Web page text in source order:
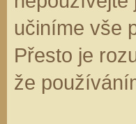
učiníme vše
Přesto je
že